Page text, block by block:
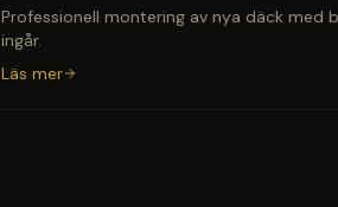
Professionell montering av nya däck med
ingår.
Läs mer